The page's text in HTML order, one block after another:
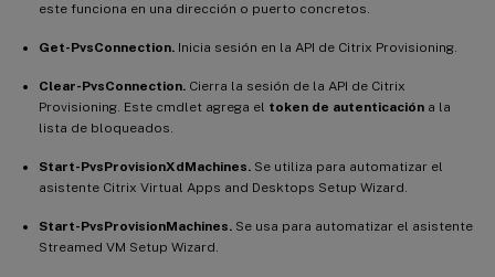
este funciona en una dirección o puerto concretos.
Get-PvsConnection. Inicia sesión en la API de Citrix Provisioning.
Clear-PvsConnection. Cierra la sesión de la API de Citrix
Provisioning. Este cmdlet agrega el token de autenticación a la
lista de bloqueados.
Start-PvsProvisionXdMachines. Se utiliza para automatizar el
asistente Citrix Virtual Apps and Desktops Setup Wizard.
Start-PvsProvisionMachines. Se usa para automatizar el asistente
Streamed VM Setup Wizard.